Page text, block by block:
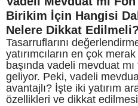
Birikim İçin Hangisi
Nelere Dikkat Edilmeli?
Tasarruflarını
yatırımcıların en çok
başında vadeli mevduat
geliyor. Peki, vadeli
avantajlı? İşte iki yatırım
özellikleri ve dikkat